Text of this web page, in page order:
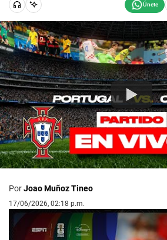
PorJoao Muñoz Tineo
17/06/2026, 02:18 p.m.